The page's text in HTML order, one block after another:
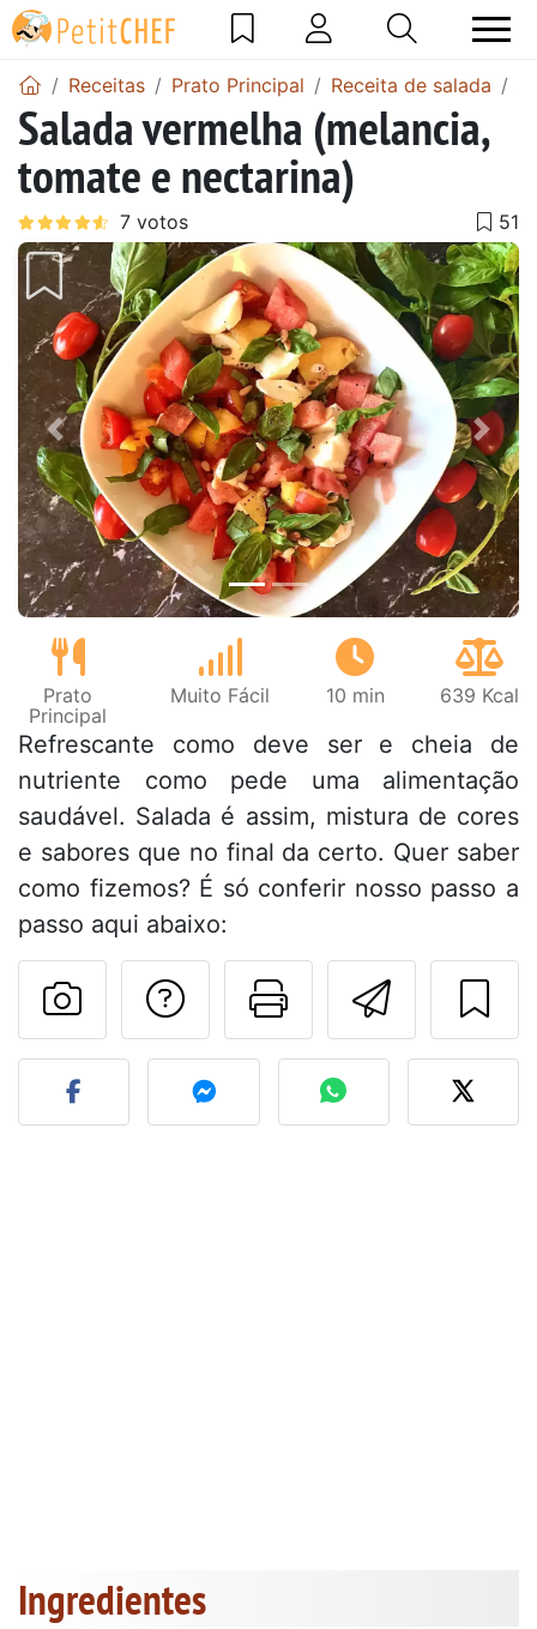
Receitas Prato Principal Receita de salada
Salada vermelha (melancia,
tomate e nectarina)
Anterior Next
Prato
Principal
Muito Fácil 10 min 639 Kcal
Refrescante como deve ser e cheia de
nutriente como pede uma alimentação
saudável. Salada é assim, mistura de cores
e sabores que no final da certo. Quer saber
como fizemos? É só conferir nosso passo a
passo aqui abaixo:
Imprima
Falar com o autor
Fez esta receita?
Ingredientes